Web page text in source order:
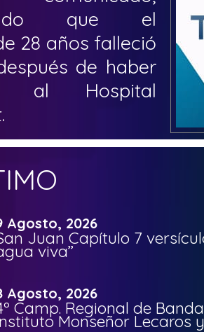
que el
28 años falleció
de haber
al Hospital
Agosto, 2026
Juan Capítulo 7
viva”
Agosto, 2026
Camp. Regional de
Monseñor Lecaros